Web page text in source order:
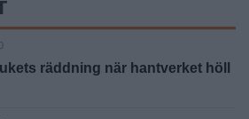
räddning när hantverket höll